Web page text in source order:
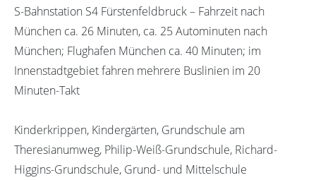
S-Bahnstation S4 Fürstenfeldbruck – Fahrzeit nach
München ca. 26 Minuten, ca. 25 Autominuten nach
München; Flughafen München ca. 40 Minuten; im
Innenstadtgebiet fahren mehrere Buslinien im 20
Minuten-Takt
Kinderkrippen, Kindergärten, Grundschule am
Theresianumweg, Philip-Weiß-Grundschule, Richard-
Higgins-Grundschule, Grund- und Mittelschule